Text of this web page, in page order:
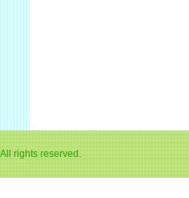
rights reserved.